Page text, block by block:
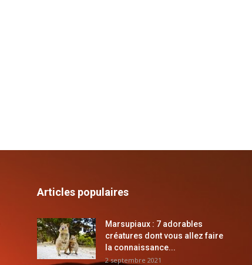
Articles populaires
Marsupiaux : 7 adorables
créatures dont vous allez faire
la connaissance...
2 septembre 2021